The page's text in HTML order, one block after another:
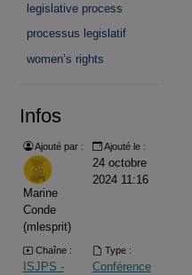
legislative process
processus legislatif
women’s rights
Infos
Ajouté par :
Marine
Conde
(mlesprit)
Ajouté le :
24 octobre
2024 11:16
Chaîne :
ISJPS -
Type :
Conférence